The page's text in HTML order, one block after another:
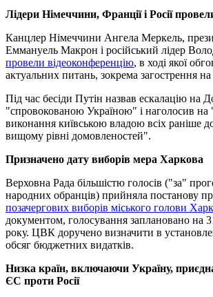
Лідери Німеччини, Франції і Росії
Канцлер Німеччини Ангела Меркель,
Еммануель Макрон і російський лідер
провели відеоконференцію, в ході якої
актуальних питань, зокрема загострення на
Під час бесіди Путін назвав ескалацію на
"спровокованою Україною" і наголосив на
виконання київською владою всіх раніше
вищому рівні домовленостей".
Призначено дату виборів мера Харкова
Верховна Рада більшістю голосів ("за"
народних обранців) прийняла постанову
позачергових виборів міського голови
документом, голосування заплановано на
року. ЦВК доручено визначити в
обсяг бюджетних видатків.
Низка країн, включаючи Україну,
ЄС проти Росії